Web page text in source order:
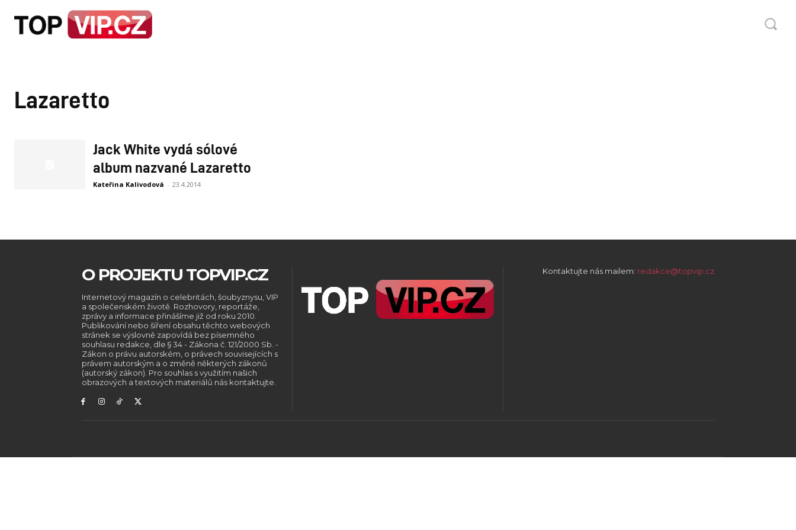
Lazaretto
Jack White vydá sólové
album nazvané Lazaretto
Kateřina Kalivodová - 23.4.2014
O PROJEKTU TOPVIP.CZ
Internetový magazín o celebritách, šoubyznysu, VIP
a společenském životě. Rozhovory, reportáže,
zprávy a informace přinášíme již od roku 2010.
Publikování nebo šíření obsahu těchto webových
stránek se výslovně zapovídá bez písemného
souhlasu redakce, dle § 34 - Zákona č. 121/2000 Sb. -
Zákon o právu autorském, o právech souvisejících s
právem autorským a o změně některých zákonů
(autorský zákon). Pro souhlas s využitím našich
obrazových a textových materiálů nás kontaktujte.
Kontaktujte nás mailem: redakce@topvip.cz